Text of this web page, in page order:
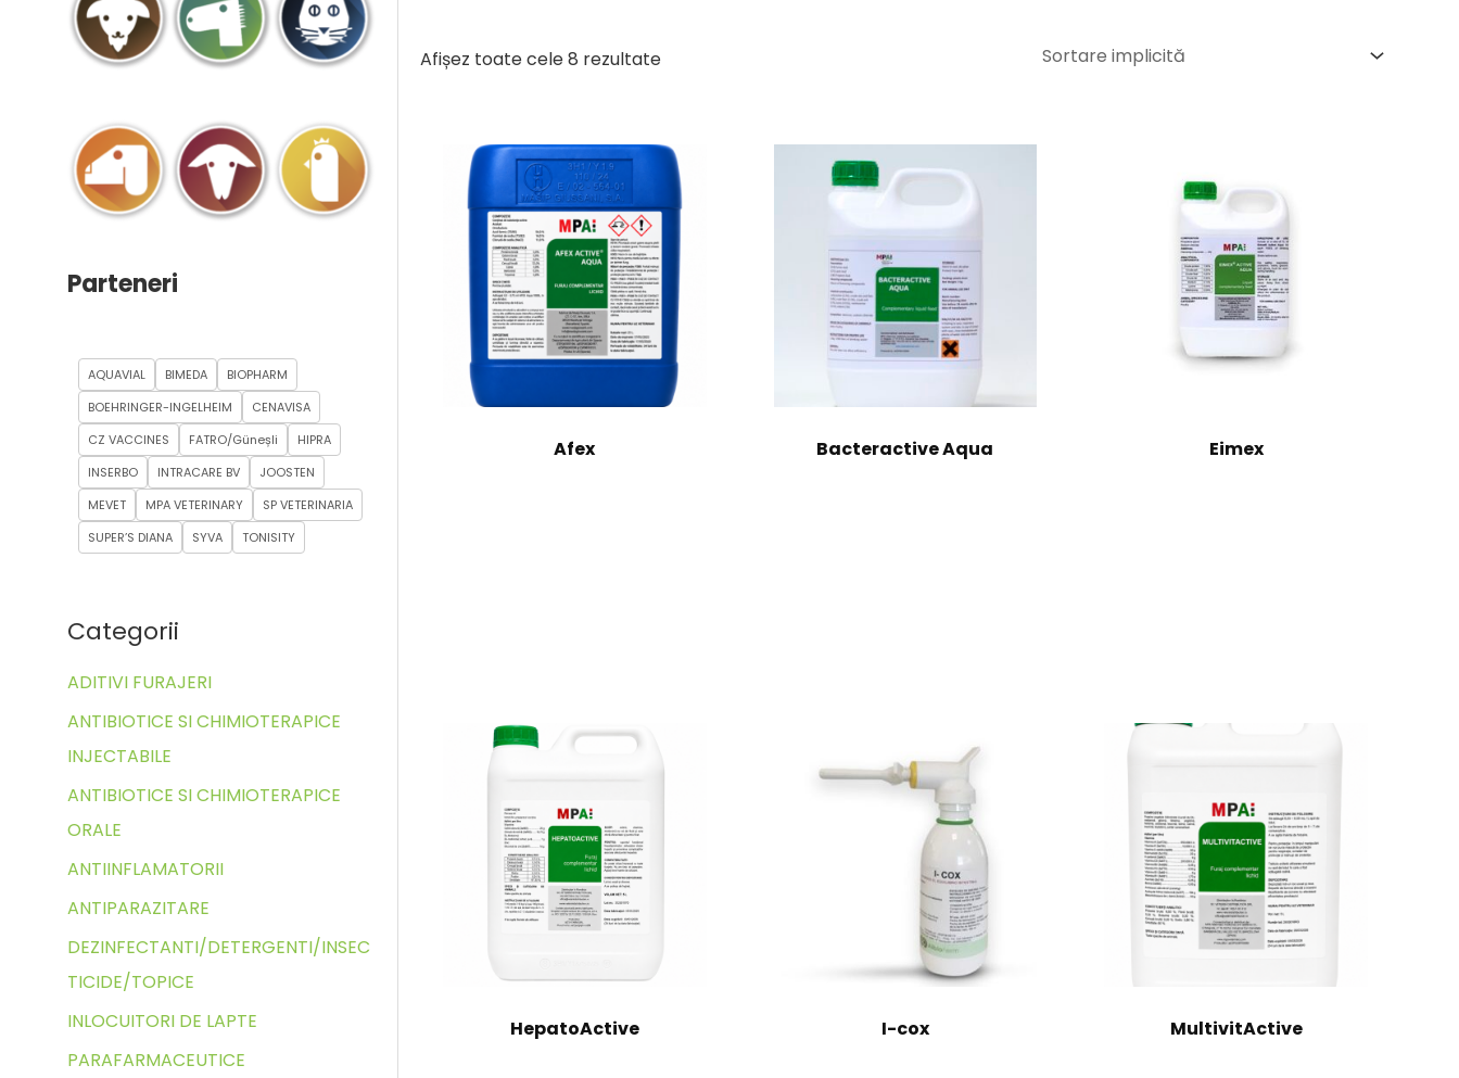
Parteneri
AQUAVIAL BIMEDA
BIOPHARM
BOEHRINGER-INGELHEIM
CENAVISA
CZ VACCINES
FATRO/Güneșli
HIPRA
INSERBO
INTRACARE BV
JOOSTEN
MEVET
MPA VETERINARY
SP VETERINARIA
SUPER’S DIANA
SYVA TONISITY
Categorii
ADITIVI FURAJERI
ANTIBIOTICE SI CHIMIOTERAPICE
INJECTABILE
ANTIBIOTICE SI CHIMIOTERAPICE
ORALE
ANTIINFLAMATORII
ANTIPARAZITARE
DEZINFECTANTI/DETERGENTI/INSEC
TICIDE/TOPICE
INLOCUITORI DE LAPTE
PARAFARMACEUTICE
Afișez toate cele 8 rezultate
Afex Bacteractive Aqua Eimex
HepatoActive I-cox MultivitActive